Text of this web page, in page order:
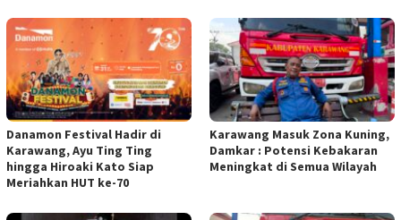
Danamon Festival Hadir di
Karawang, Ayu Ting Ting
hingga Hiroaki Kato Siap
Meriahkan HUT ke-70
Karawang Masuk Zona Kuning,
Damkar : Potensi Kebakaran
Meningkat di Semua Wilayah